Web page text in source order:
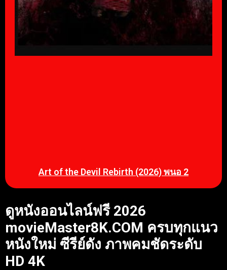
Art of the Devil Rebirth (2026) พนอ 2
ดูหนังออนไลน์ฟรี 2026
movieMaster8K.COM ครบทุกแนว
หนังใหม่ ซีรีย์ดัง ภาพคมชัดระดับ
HD 4K